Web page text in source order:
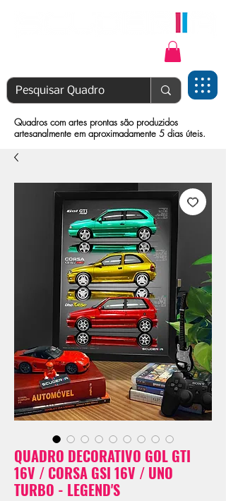
Quadros com artes prontas são produzidos
artesanalmente em aproximadamente 5 dias úteis.
QUADRO DECORATIVO GOL GTI
16V / CORSA GSI 16V / UNO
TURBO - LEGEND'S